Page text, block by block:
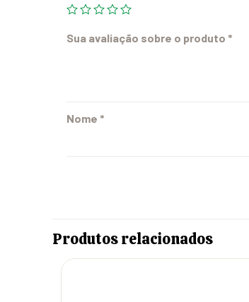
Sua avaliação sobre o produto *
Nome *
Produtos relacionados